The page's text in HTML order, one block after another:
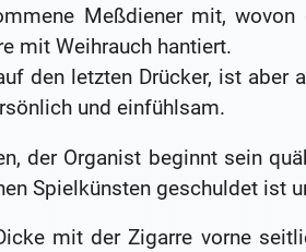
Meßdiener mit,
mit Weihrauch hantiert.
den letzten Drücker, ist aber
und einfühlsam.
der Organist beginnt sein
Spielkünsten geschuldet ist
mit der Zigarre vorne